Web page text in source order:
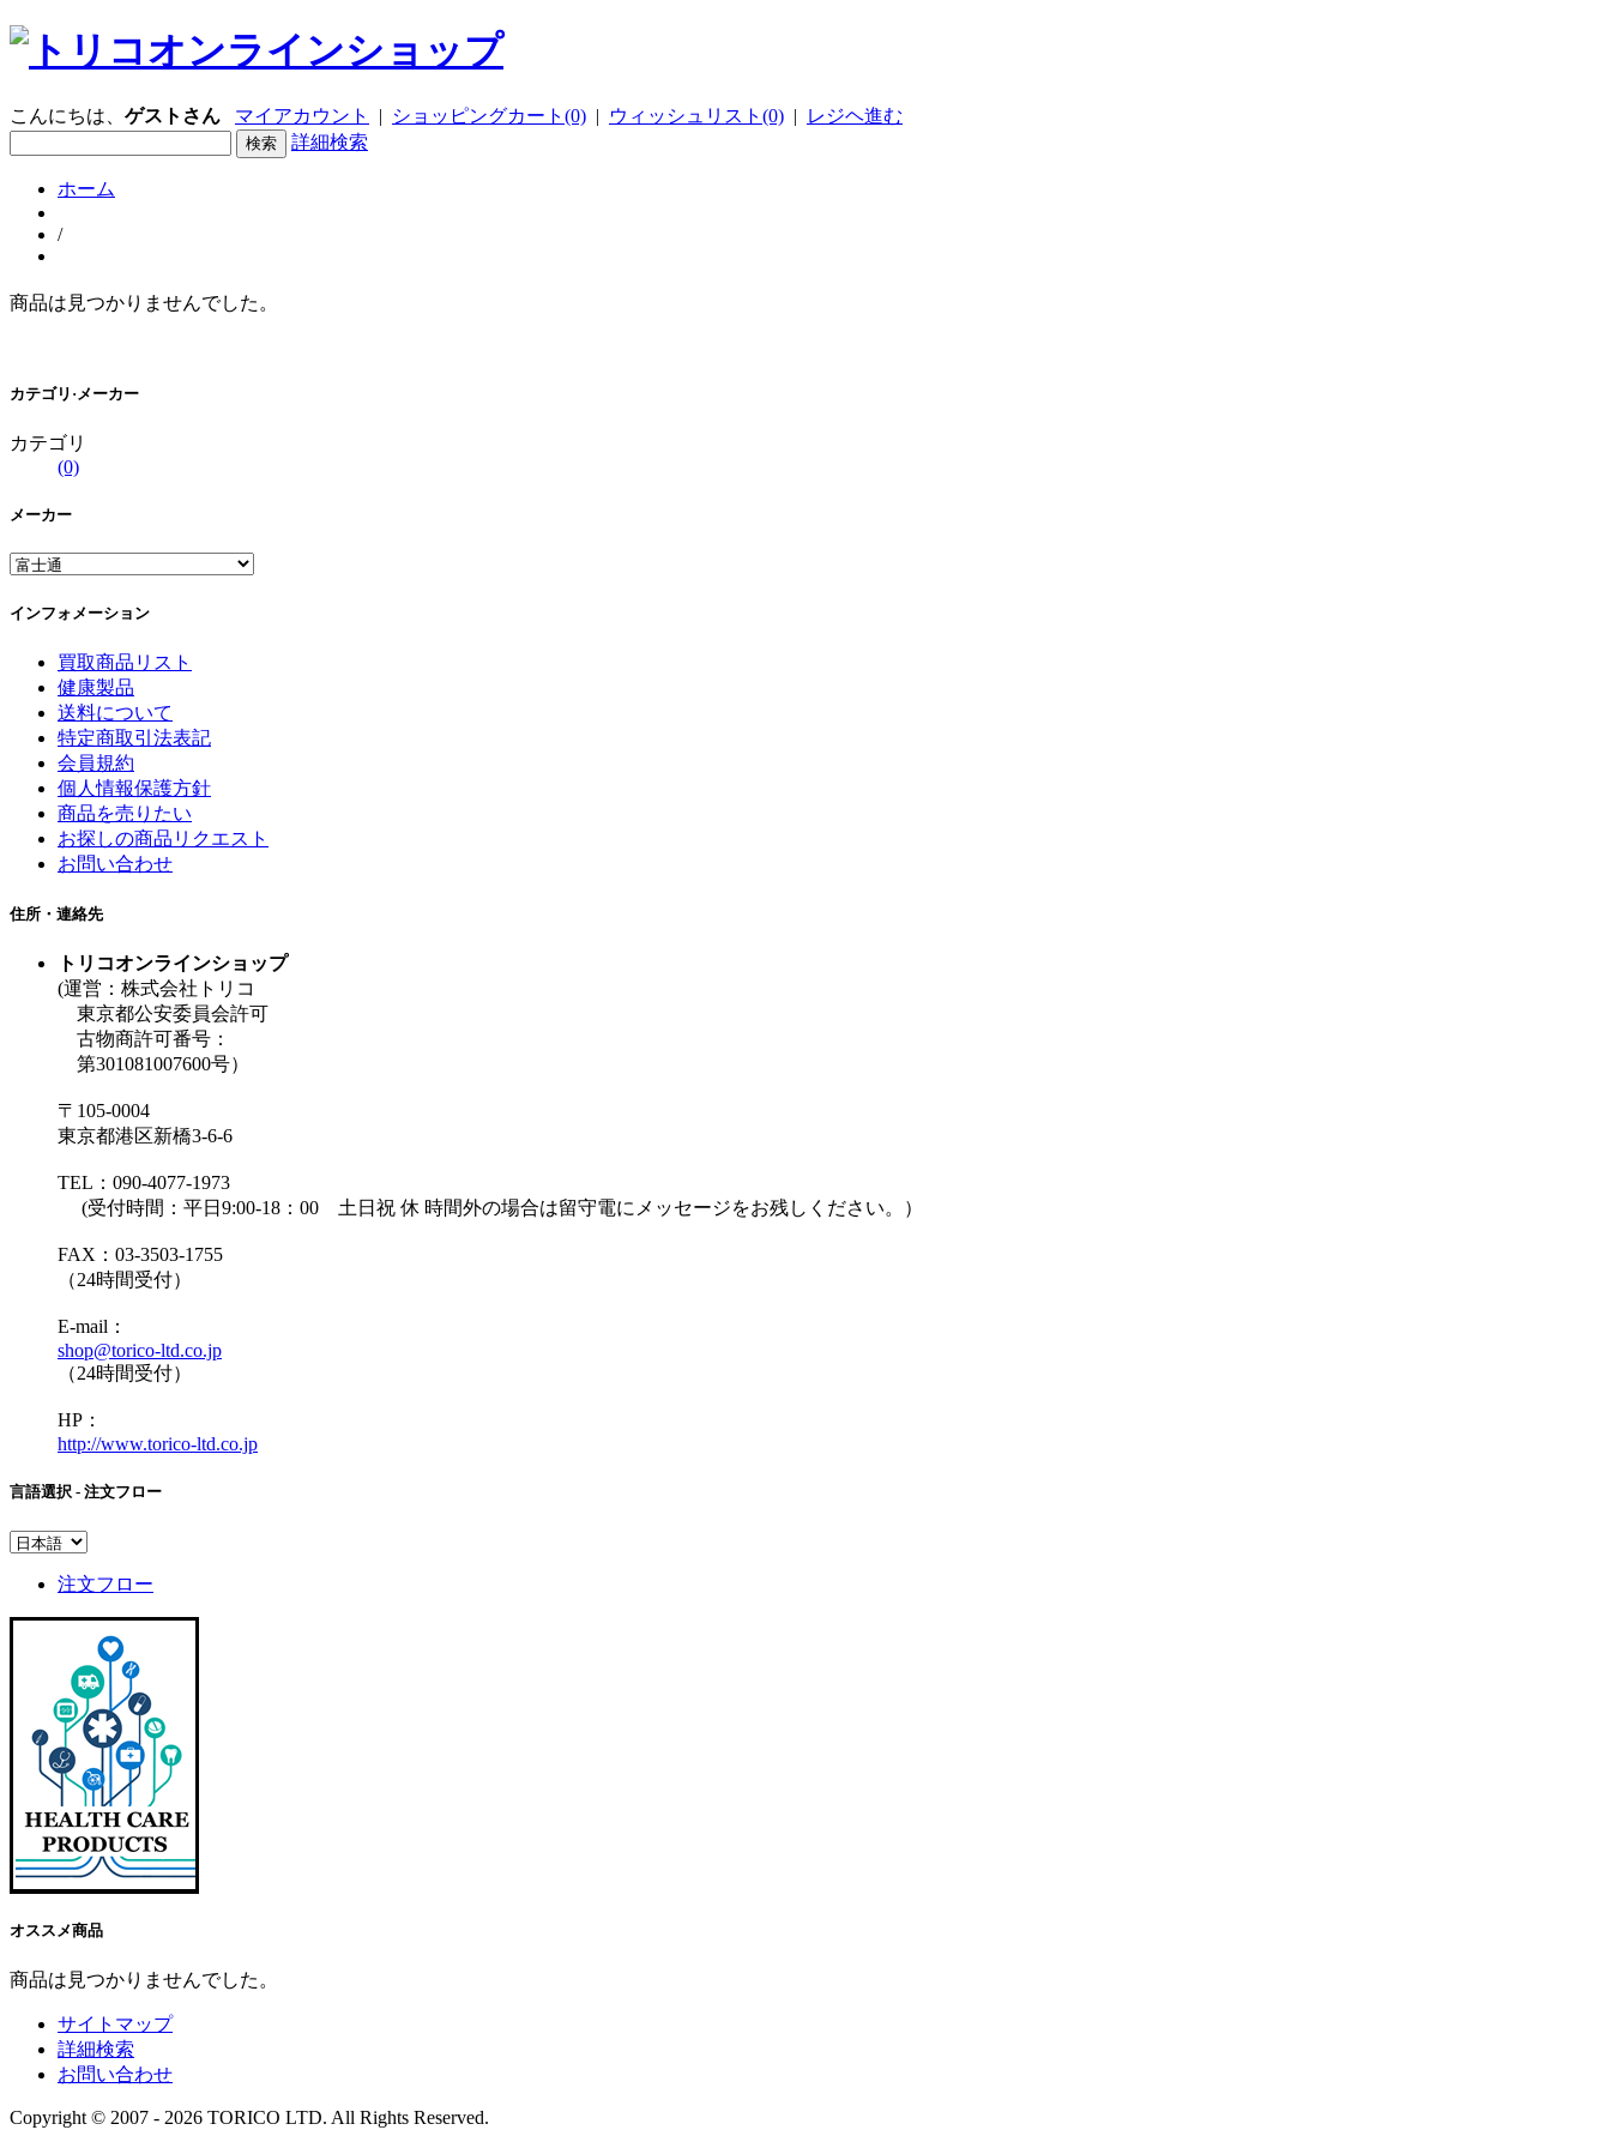
こんにちは、 ゲストさん マイアカウント | ショッピングカート(0) | ウィッシュリスト(0) |
レジヘ進む
詳細検索
ホーム
/
商品は見つかりませんでした。
カテゴリ·メーカー
カテゴリ
(0)
メーカー
インフォメーション
買取商品リスト
健康製品
送料について
特定商取引法表記
会員規約
個人情報保護方針
商品を売りたい
お探しの商品リクエスト
お問い合わせ
住所・連絡先
トリコオンラインショップ
(運営：株式会社トリコ
東京都公安委員会許可
古物商許可番号：
第301081007600号）
〒105-0004
東京都港区新橋3-6-6
TEL：090-4077-1973
(受付時間：平日9:00-18：00 土日祝 休 時間外の場合は留守電にメッセージをお残しください。）
FAX：03-3503-1755
（24時間受付）
E-mail：
shop@torico-ltd.co.jp
（24時間受付）
HP：
http://www.torico-ltd.co.jp
言語選択 - 注文フロー
注文フロー
オススメ商品
商品は見つかりませんでした。
サイトマップ
詳細検索
お問い合わせ
Copyright © 2007 - 2026 TORICO LTD. All Rights Reserved.